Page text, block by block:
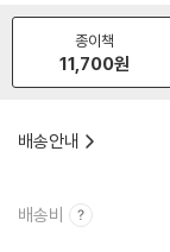
종이책
11,700원
배송안내
배송비